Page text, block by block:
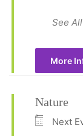
See All
More
Nature
Next